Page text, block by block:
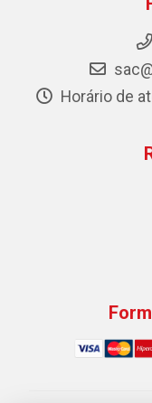
Horário de